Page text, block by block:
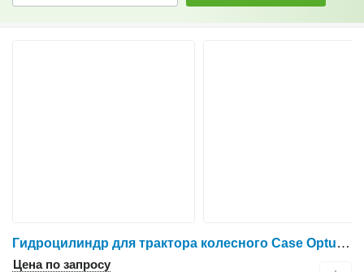
Гидроцилиндр для трактора колесного Case Optum 300
Цена по запросу